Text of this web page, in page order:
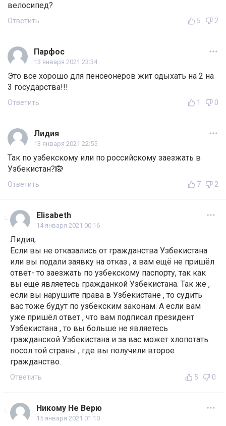
велосипед?
Ответить 5 2
Парфос
13 января 2021 23:34
Это все хорошо для пенсеонеров жит одыхать на 2 на
3 государства!!!
Ответить 1 0
Лидия
13 января 2021 22:55
Так по узбекскому или по российскому заезжать в
Узбекистан?🙉
Ответить 7 2
Elisabeth
14 января 2021 00:16
Лидия,
Если вы не отказались от гражданства Узбекистана
или вы подали заявку на отказ , а вам ещё не пришёл
ответ- то заезжать по узбекскому паспорту, так как
вы ещё являетесь гражданкой Узбекистана. Так же ,
если вы нарушите права в Узбекистане , то судить
вас тоже будут по узбекским законам. А если вам
уже пришёл ответ , что вам подписал президент
Узбекистана , то вы больше не являетесь
гражданской Узбекистана и за вас может хлопотать
посол той страны , где вы получили второе
гражданство.
Ответить 5 0
Никому Не Верю
15 января 2021 01:10